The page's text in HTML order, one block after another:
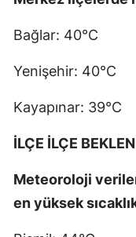
Bağlar: 40°C
Yenişehir: 40°C
Kayapınar: 39°C
İLÇE İLÇE
Meteoroloji
en yüksek